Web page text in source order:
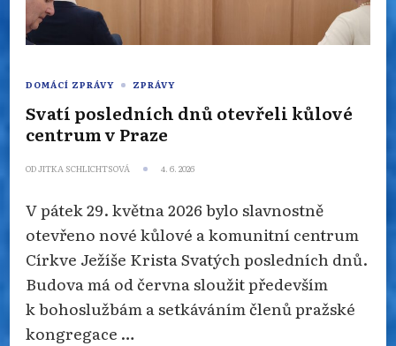
DOMÁCÍ ZPRÁVY ZPRÁVY
Svatí posledních dnů otevřeli kůlové
centrum v Praze
ODJITKA SCHLICHTSOVÁ 4. 6. 2026
V pátek 29. května 2026 bylo slavnostně
otevřeno nové kůlové a komunitní centrum
Církve Ježíše Krista Svatých posledních dnů.
Budova má od června sloužit především
k bohoslužbám a setkáváním členů pražské
kongregace …